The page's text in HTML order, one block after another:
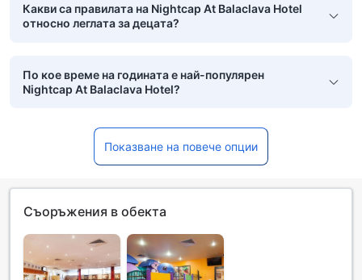
Какви са правилата на Nightcap At Balaclava Hotel
относно леглата за децата?
По кое време на годината е най-популярен
Nightcap At Balaclava Hotel?
Показване на повече опции
Съоръжения в обекта